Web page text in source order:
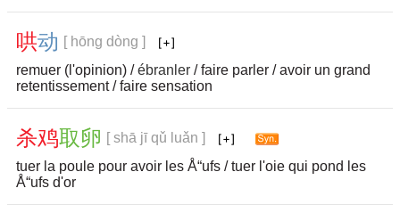
哄动 [ hōng dòng ]
remuer (l'opinion) /ébranler / faire parler / avoir un grand
retentissement / faire sensation
杀鸡取卵 [ shā jī qǔ luǎn ]
tuer la poule pour avoir les Å“ufs / tuer l'oie qui pond les
Å“ufs d'or